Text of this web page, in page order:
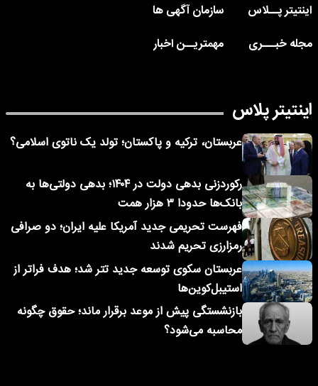
اینتیتر پــلاس
سازمان آگهی ها
مجله خبـــری
مهمتریــن اخبار
اینتیتر پلاس
عربستان، ترکیه و پاکستان؛ تولد یک ناتوی اسلامی؟
رکوردزنی بدهی دولت در ۱۴۰۴؛ بدهی دولتی‌ها به
بانک‌ها حدودا ۳ هزار همت
فهرست تحریمی جدید آمریکا علیه ایران؛ دو صرافی
رمزارزی تحریم شدند
عربستان سکوی توسعه جدید تتر شد؛ هدف فراتر از
استیبل‌کوین‌ها
بازنشستگی پیش از موعد برقرار ماند؛ حقوق چگونه
محاسبه می‌شود؟